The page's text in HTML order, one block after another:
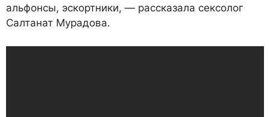
альфонсы, эскортники, — рассказала сексолог
Салтанат Мурадова.